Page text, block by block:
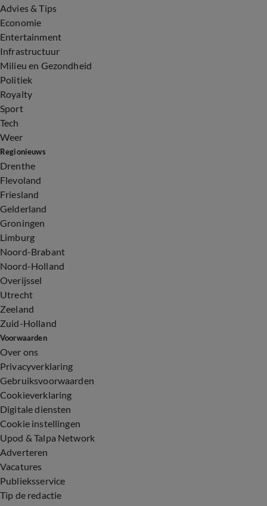
Advies & Tips
Economie
Entertainment
Infrastructuur
Milieu en Gezondheid
Politiek
Royalty
Sport
Tech
Weer
Regionieuws
Drenthe
Flevoland
Friesland
Gelderland
Groningen
Limburg
Noord-Brabant
Noord-Holland
Overijssel
Utrecht
Zeeland
Zuid-Holland
Voorwaarden
Over ons
Privacyverklaring
Gebruiksvoorwaarden
Cookieverklaring
Digitale diensten
Cookie instellingen
Upod & Talpa Network
Adverteren
Vacatures
Publieksservice
Tip de redactie